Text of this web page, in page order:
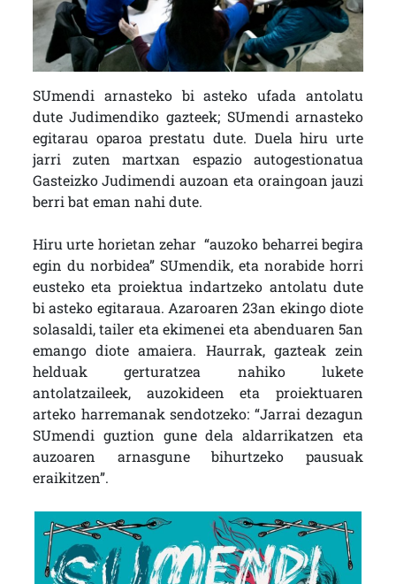
SUmendi arnasteko bi asteko ufada antolatu
dute Judimendiko gazteek; SUmendi arnasteko
egitarau oparoa prestatu dute. Duela hiru urte
jarri zuten martxan espazio autogestionatua
Gasteizko Judimendi auzoan eta oraingoan jauzi
berri bat eman nahi dute.
Hiru urte horietan zehar “auzoko beharrei begira
egin du norbidea” SUmendik, eta norabide horri
eusteko eta proiektua indartzeko antolatu dute
bi asteko egitaraua. Azaroaren 23an ekingo diote
solasaldi, tailer eta ekimenei eta abenduaren 5an
emango diote amaiera. Haurrak, gazteak zein
helduak gerturatzea nahiko lukete
antolatzaileek, auzokideen eta proiektuaren
arteko harremanak sendotzeko: “Jarrai dezagun
SUmendi guztion gune dela aldarrikatzen eta
auzoaren arnasgune bihurtzeko pausuak
eraikitzen”.